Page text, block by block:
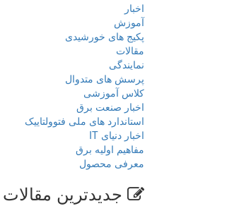
اخبار
آموزش
پکیج های خورشیدی
مقالات
نمایندگی
پرسش های متدوال
کلاس آموزشی
اخبار صنعت برق
استاندارد های ملی فتوولتاییک
اخبار دنیای IT
مفاهیم اولیه برق
معرفی محصول
جدیدترین